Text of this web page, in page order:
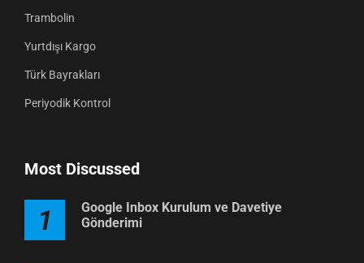
Trambolin
Yurtdışı Kargo
Türk Bayrakları
Periyodik Kontrol
Most Discussed
1
Google Inbox Kurulum ve Davetiye
Gönderimi